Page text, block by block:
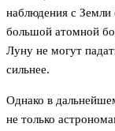
наблюдения с Земли
большой атомной
Луну не могут
сильнее.
Однако в
не только